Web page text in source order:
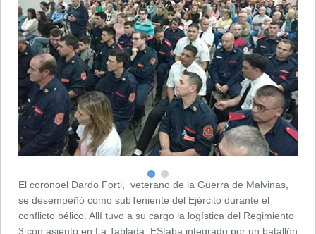
El coronoel Dardo Forti, veterano de la Guerra de Malvinas,
se desempeñó como subTeniente del Ejército durante el
conflicto bélico. Allí tuvo a su cargo la logística del Regimiento
3 con asiento en La Tablada. EStaba integrado por un batallón